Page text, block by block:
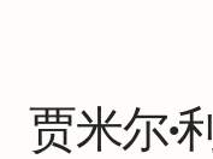
贾米尔·